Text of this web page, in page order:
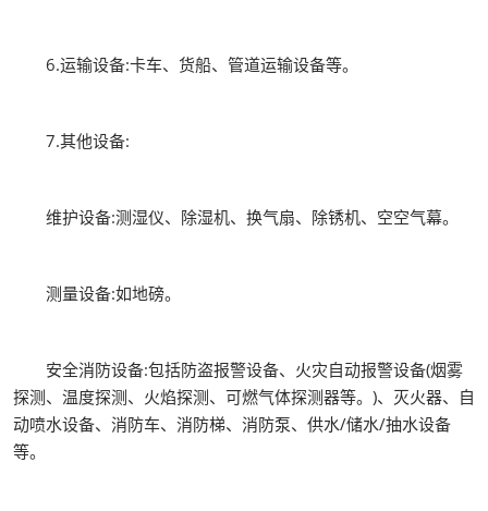
6.运输设备:卡车、货船、管道运输设备等。
7.其他设备:
维护设备:测湿仪、除湿机、换气扇、除锈机、空空气幕。
测量设备:如地磅。
安全消防设备:包括防盗报警设备、火灾自动报警设备(烟雾
探测、温度探测、火焰探测、可燃气体探测器等。)、灭火器、自
动喷水设备、消防车、消防梯、消防泵、供水/储水/抽水设备
等。